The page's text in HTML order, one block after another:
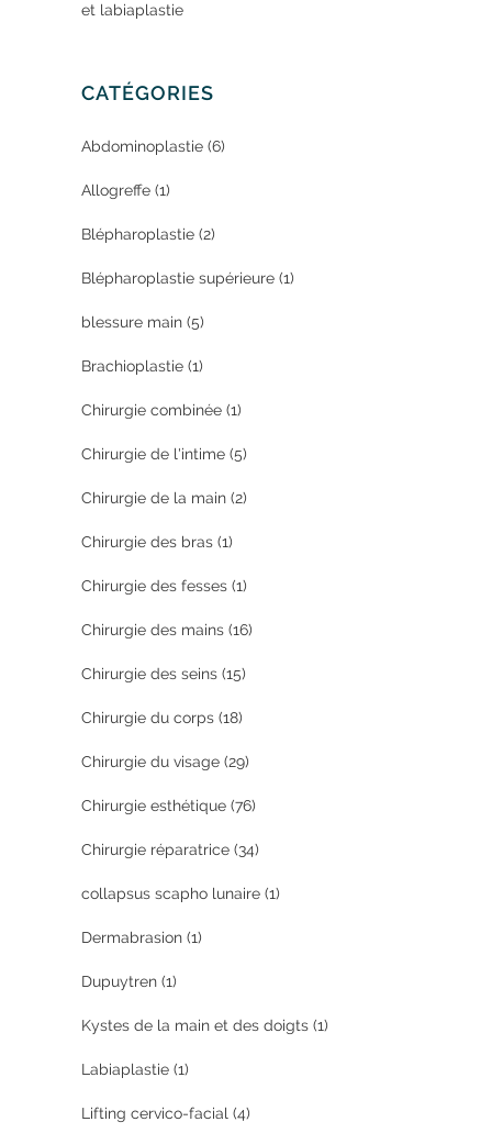
et labiaplastie
CATÉGORIES
Abdominoplastie (6)
Allogreffe (1)
Blépharoplastie (2)
Blépharoplastie supérieure (1)
blessure main (5)
Brachioplastie (1)
Chirurgie combinée (1)
Chirurgie de l'intime (5)
Chirurgie de la main (2)
Chirurgie des bras (1)
Chirurgie des fesses (1)
Chirurgie des mains (16)
Chirurgie des seins (15)
Chirurgie du corps (18)
Chirurgie du visage (29)
Chirurgie esthétique (76)
Chirurgie réparatrice (34)
collapsus scapho lunaire (1)
Dermabrasion (1)
Dupuytren (1)
Kystes de la main et des doigts (1)
Labiaplastie (1)
Lifting cervico-facial (4)